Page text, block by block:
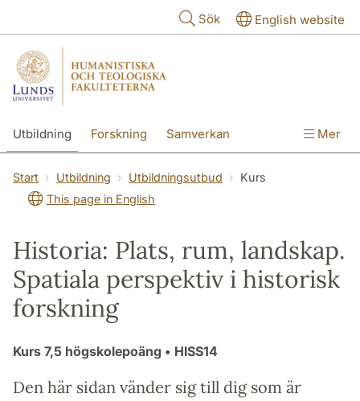
Sök English website
Utbildning Forskning Samverkan Mer
Start Utbildning Utbildningsutbud
Kurs
This page in English
Historia: Plats, rum, landskap.
Spatiala perspektiv i historisk
forskning
Kurs 7,5 högskolepoäng • HISS14
Den här sidan vänder sig till dig som är